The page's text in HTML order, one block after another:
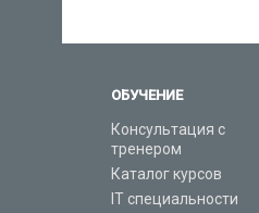
ОБУЧЕНИЕ
Консультация с
тренером
Каталог курсов
IT специальности